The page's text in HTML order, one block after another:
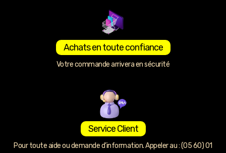
Achats en toute confiance
Votre commande arrivera en sécurité
Service Client
Pour toute aide ou demande d’information. Appeler au : (05 60) 01